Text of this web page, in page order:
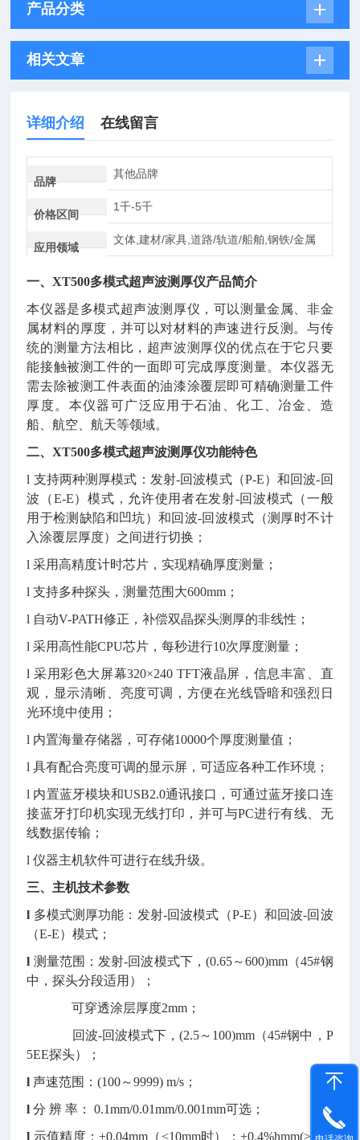
产品分类
相关文章
详细介绍 在线留言
品牌
其他品牌
价格区间
1千-5千
应用领域
文体,建材/家具,道路/轨道/船舶,钢铁/金属
一、XT500多模式超声波测厚仪产品简介
本仪器是多模式超声波测厚仪，可以测量金属、非金
属材料的厚度，并可以对材料的声速进行反测。与传
统的测量方法相比，超声波测厚仪的优点在于它只要
能接触被测工件的一面即可完成厚度测量。本仪器无
需去除被测工件表面的油漆涂覆层即可精确测量工件
厚度。本仪器可广泛应用于石油、化工、冶金、造
船、航空、航天等领域。
二、XT500多模式超声波测厚仪功能特色
l 支持两种测厚模式：发射-回波模式（P-E）和回波-回
波（E-E）模式，允许使用者在发射-回波模式（一般
用于检测缺陷和凹坑）和回波-回波模式（测厚时不计
入涂覆层厚度）之间进行切换；
l 采用高精度计时芯片，实现精确厚度测量；
l 支持多种探头，测量范围大600mm；
l 自动V-PATH修正，补偿双晶探头测厚的非线性；
l 采用高性能CPU芯片，每秒进行10次厚度测量；
l 采用彩色大屏幕320×240 TFT液晶屏，信息丰富、直
观，显示清晰、亮度可调，方便在光线昏暗和强烈日
光环境中使用；
l 内置海量存储器，可存储10000个厚度测量值；
l 具有配合亮度可调的显示屏，可适应各种工作环境；
l 内置蓝牙模块和USB2.0通讯接口，可通过蓝牙接口连
接蓝牙打印机实现无线打印，并可与PC进行有线、无
线数据传输；
l 仪器主机软件可进行在线升级。
三、主机技术参数
l 多模式测厚功能：发射-回波模式（P-E）和回波-回波
（E-E）模式；
l 测量范围：发射-回波模式下，(0.65～600)mm（45#钢
中，探头分段适用）；
可穿透涂层厚度2mm；
回波-回波模式下，(2.5～100)mm（45#钢中，P
5EE探头）；
l声速范围：(100～9999) m/s；
l分 辨 率： 0.1mm/0.01mm/0.001mm可选；
l 示值精度：±0.04mm（<10mm时）；±0.4%hmm(>10m